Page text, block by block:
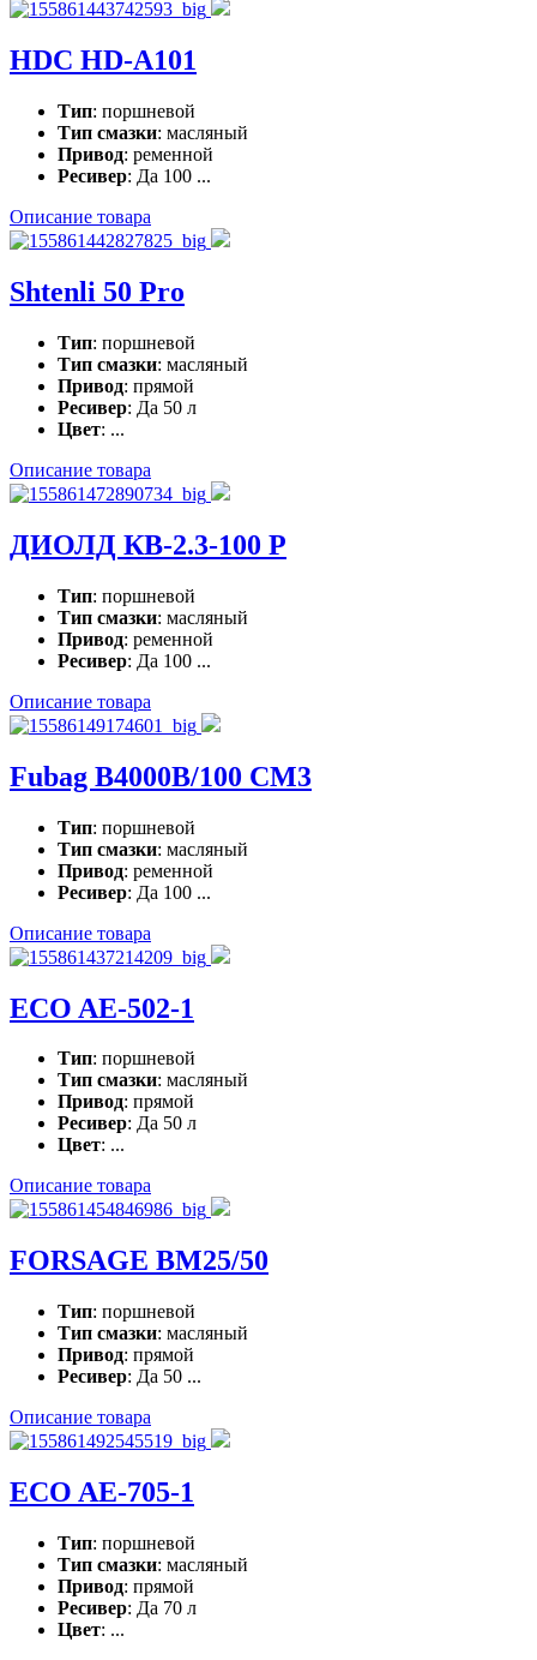
HDC HD-A101
Тип: поршневой
Тип смазки: масляный
Привод: ременной
Ресивер: Да 100 ...
Описание товара
Shtenli 50 Pro
Тип: поршневой
Тип смазки: масляный
Привод: прямой
Ресивер: Да 50 л
Цвет: ...
Описание товара
ДИОЛД КВ-2.3-100 Р
Тип: поршневой
Тип смазки: масляный
Привод: ременной
Ресивер: Да 100 ...
Описание товара
Fubag B4000B/100 CM3
Тип: поршневой
Тип смазки: масляный
Привод: ременной
Ресивер: Да 100 ...
Описание товара
ECO AE-502-1
Тип: поршневой
Тип смазки: масляный
Привод: прямой
Ресивер: Да 50 л
Цвет: ...
Описание товара
FORSAGE BM25/50
Тип: поршневой
Тип смазки: масляный
Привод: прямой
Ресивер: Да 50 ...
Описание товара
ECO AE-705-1
Тип: поршневой
Тип смазки: масляный
Привод: прямой
Ресивер: Да 70 л
Цвет: ...